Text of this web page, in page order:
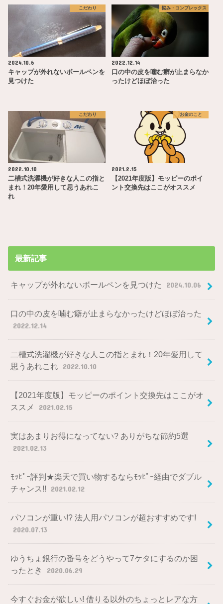
こだわり
2024.10.6
キャップが外れないボールペンを
見つけた
悩み・コンプレックス
2022.12.14
口の中の皮を噛む癖が止まらなか
ったけどほぼ治った
こだわり
2022.10.10
二槽式洗濯機が好きな人この指と
まれ！20年愛用して思うあれこ
れ
お金のこと
2021.2.15
【2021年度版】モッピーのポイ
ント交換先はここがオススメ
最新記事
キャップが外れないボールペンを見つけた 2024.10.06
口の中の皮を噛む癖が止まらなかったけどほぼ治った
2022.12.14
二槽式洗濯機が好きな人この指とまれ！20年愛用して
思うあれこれ 2022.10.10
【2021年度版】モッピーのポイント交換先はここがオ
ススメ
2021.02.15
実はあまりお得になってない? ありがちな節約5選
2021.02.13
ﾓｯﾋﾟｰ評判★楽天で買い物するならﾓｯﾋﾟｰ経由でダブル
チャンス!!
2021.02.12
パソコンが重い!? 法人用パソコンが超おすすめです!
2020.07.13
ゆうちょ銀行の番号をどうやって7ケタにするのか困
ったとき
2020.06.29
今すぐお金が欲しい! 借りる以外のちょっとレアな方